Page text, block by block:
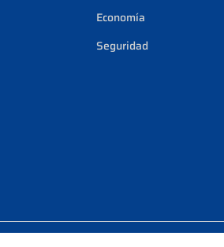
Economía
Seguridad